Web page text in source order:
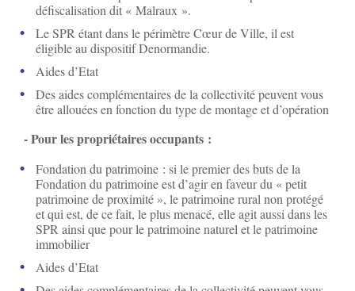
défiscalisation dit « Malraux ».
Le SPR étant dans le périmètre Cœur de Ville, il est
éligible au dispositif Denormandie.
Aides d’Etat
Des aides complémentaires de la collectivité peuvent vous
être allouées en fonction du type de montage et d’opération
- Pour les propriétaires occupants :
Fondation du patrimoine : si le premier des buts de la
Fondation du patrimoine est d’agir en faveur du « petit
patrimoine de proximité », le patrimoine rural non protégé
et qui est, de ce fait, le plus menacé, elle agit aussi dans les
SPR ainsi que pour le patrimoine naturel et le patrimoine
immobilier
Aides d’Etat